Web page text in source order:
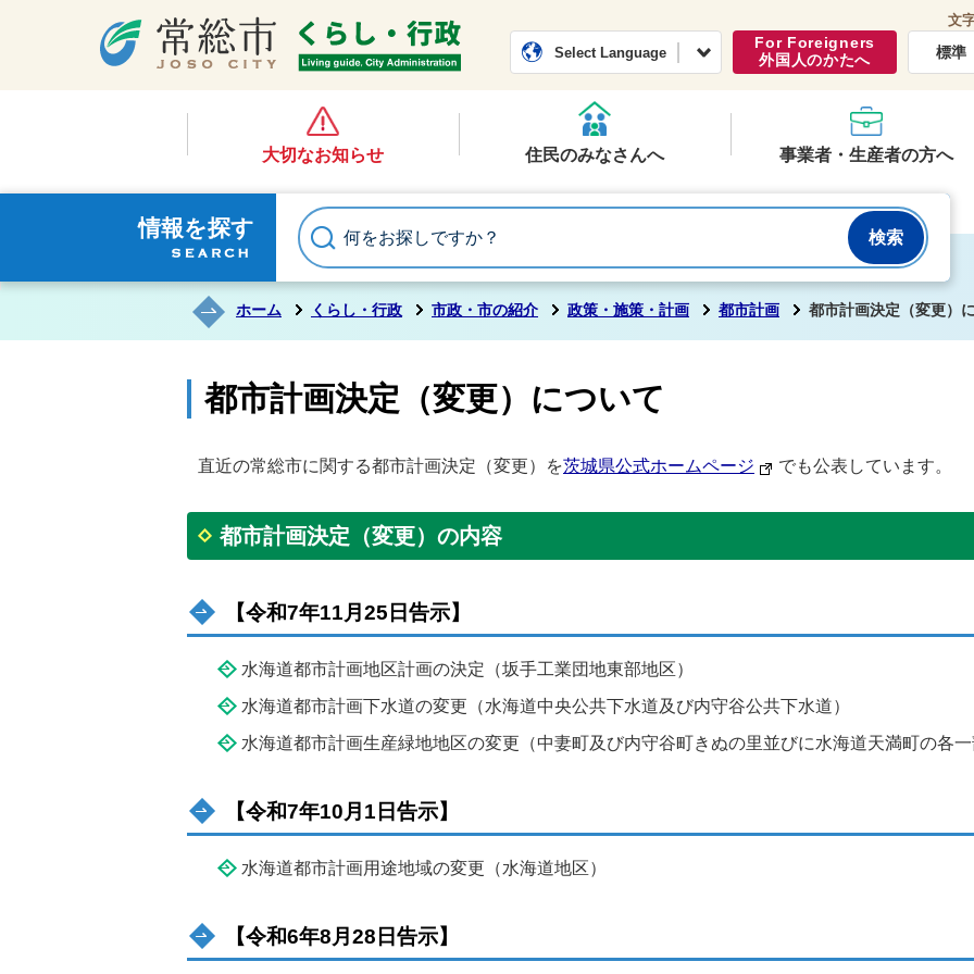
常総市公式ホームページくらし・行政
Select Language
For Foreigners
外国人のかたへ
文
標準
大切なお知らせ 住民のみなさんへ 事業者・生産者の方へ
情報を探す
ホーム くらし・行政 市政・市の紹介 政策・施策・計画 都市計画 都市計画決定（変更）
都市計画決定（変更）について
直近の常総市に関する都市計画決定（変更）を茨城県公式ホームページ でも公表しています。
都市計画決定（変更）の内容
【令和7年11月25日告示】
水海道都市計画地区計画の決定（坂手工業団地東部地区）
水海道都市計画下水道の変更（水海道中央公共下水道及び内守谷公共下水道）
水海道都市計画生産緑地地区の変更（中妻町及び内守谷町きぬの里並びに水海道天満町の各
【令和7年10月1日告示】
水海道都市計画用途地域の変更（水海道地区）
【令和6年8月28日告示】